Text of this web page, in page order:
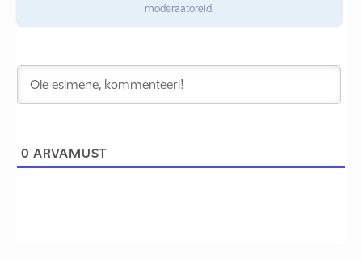
moderaatoreid.
0 ARVAMUST